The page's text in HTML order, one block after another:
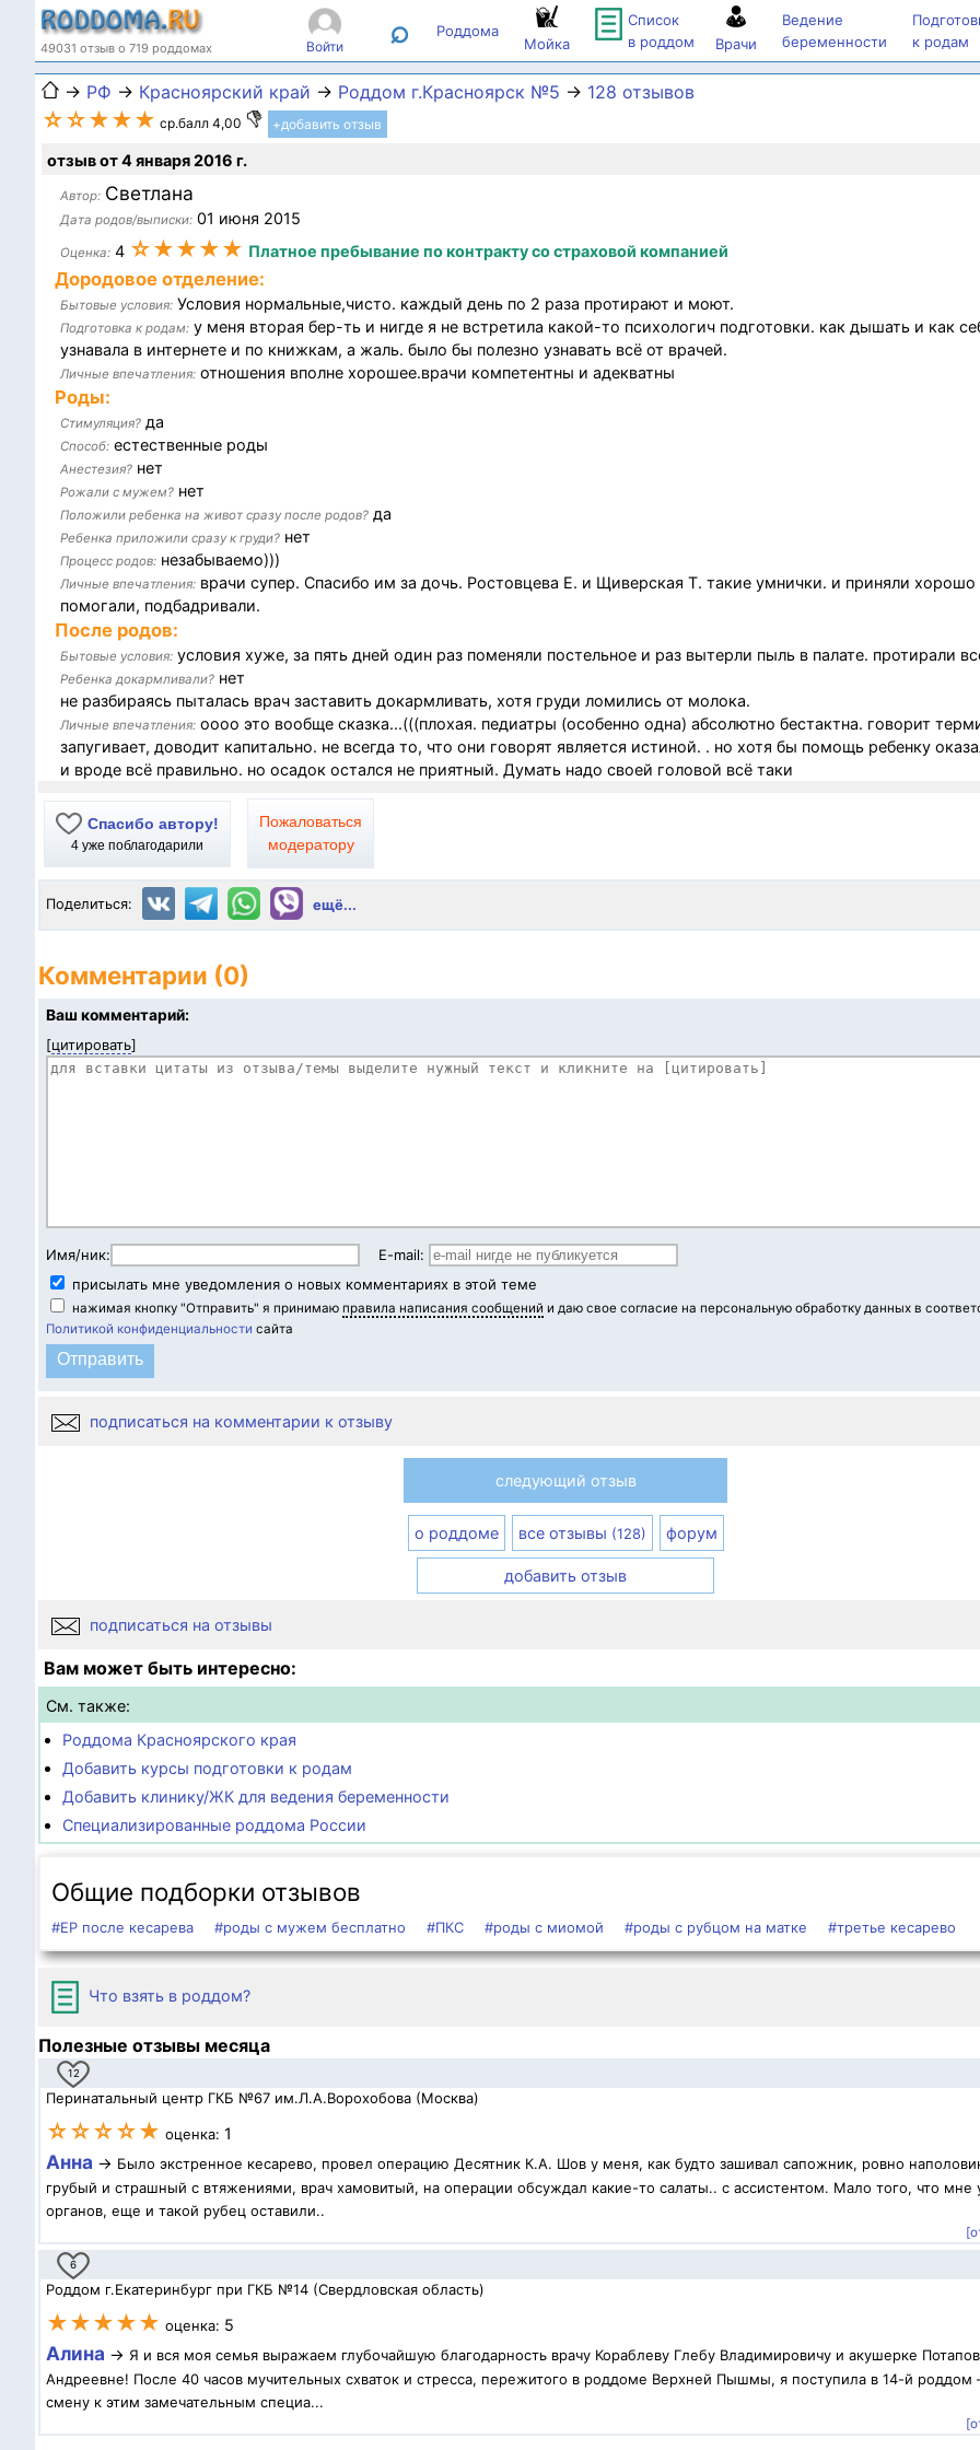
49031 отзыв о 719 роддомах Войти ⌕ Роддома
Мойка
Список
в роддом
Врачи
Ведение
беременности
к родам
→ РФ → Красноярский край → Роддом г.Красноярск №5 → 128 отзывов
☆☆★★★ ср.балл 4,00 +добавить отзыв
отзыв от 4 января 2016 г.
Автор: Светлана
Дата родов/выписки: 01 июня 2015
Оценка: 4 ☆★★★★ Платное пребывание по контракту со страховой компанией
Дородовое отделение:
Бытовые условия: Условия нормальные,чисто. каждый день по 2 раза протирают и моют.
Подготовка к родам: у меня вторая бер-ть и нигде я не встретила какой-то психологич подготовки. как дышать и как
узнавала в интернете и по книжкам, а жаль. было бы полезно узнавать всё от врачей.
Личные впечатления: отношения вполне хорошее.врачи компетентны и адекватны
Роды:
Стимуляция? да
Способ: естественные роды
Анестезия? нет
Рожали с мужем? нет
Положили ребенка на живот сразу после родов? да
Ребенка приложили сразу к груди? нет
Процесс родов: незабываемо)))
Личные впечатления: врачи супер. Спасибо им за дочь. Ростовцева Е. и Щиверская Т. такие умнички. и приняли хорошо
помогали, подбадривали.
После родов:
Бытовые условия: условия хуже, за пять дней один раз поменяли постельное и раз вытерли пыль в палате. протирали
Ребенка докармливали? нет
не разбираясь пыталась врач заставить докармливать, хотя груди ломились от молока.
Личные впечатления: оооо это вообще сказка...(((плохая. педиатры (особенно одна) абсолютно бестактна. говорит
запугивает, доводит капитально. не всегда то, что они говорят является истиной. . но хотя бы помощь ребенку
и вроде всё правильно. но осадок остался не приятный. Думать надо своей головой всё таки
Спасибо автору!
4 уже поблагодарили
Пожаловаться
модератору
Поделиться: ещё...
Комментарии (0)
Ваш комментарий:
[цитировать]
Имя/ник:
E-mail:
присылать мне уведомления о новых комментариях в этой теме
нажимая кнопку "Отправить" я принимаю правила написания сообщений и даю свое согласие на персональную обработку данных в
Политикой конфиденциальности сайта
подписаться на комментарии к отзыву
следующий отзыв
о роддоме все отзывы (128) форум
добавить отзыв
подписаться на отзывы
Вам может быть интересно:
См. также:
Роддома Красноярского края
Добавить курсы подготовки к родам
Добавить клинику/ЖК для ведения беременности
Специализированные роддома России
Общие подборки отзывов
#ЕР после кесарева #роды с мужем бесплатно #ПКС #роды с миомой #роды с рубцом на матке #третье кесарево
Что взять в роддом?
Полезные отзывы месяца
12
Перинатальный центр ГКБ №67 им.Л.А.Ворохобова (Москва)
☆☆☆☆★ оценка: 1
Анна → Было экстренное кесарево, провел операцию Десятник К.А. Шов у меня, как будто зашивал сапожник, ровно
грубый и страшный с втяжениями, врач хамовитый, на операции обсуждал какие-то салаты.. с ассистентом. Мало того, что мне
органов, еще и такой рубец оставили..
6
Роддом г.Екатеринбург при ГКБ №14 (Свердловская область)
★★★★★ оценка: 5
Алина → Я и вся моя семья выражаем глубочайшую благодарность врачу Кораблеву Глебу Владимировичу и акушерке
Андреевне! После 40 часов мучительных схваток и стресса, пережитого в роддоме Верхней Пышмы, я поступила в 14-й
смену к этим замечательным специа...